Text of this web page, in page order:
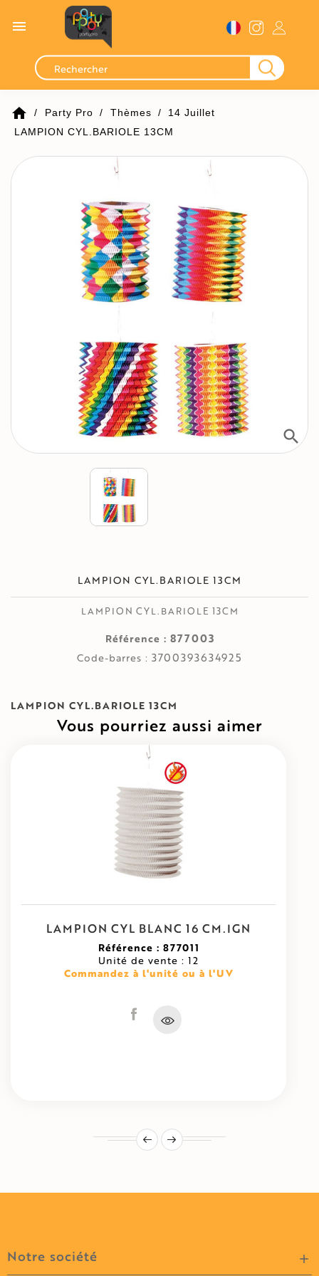

home Party Pro Thèmes
14 Juillet
LAMPION CYL.BARIOLE 13CM
search
LAMPION CYL.BARIOLE 13CM
LAMPION CYL.BARIOLE 13CM
Référence : 877003
Code-barres : 3700393634925
LAMPION CYL.BARIOLE 13CM
Vous pourriez aussi aimer
LAMPION CYL BLANC 16 CM.IGN
Référence : 877011
Unité de vente : 12
Commandez à l'unité ou à l'UV
Notre société 